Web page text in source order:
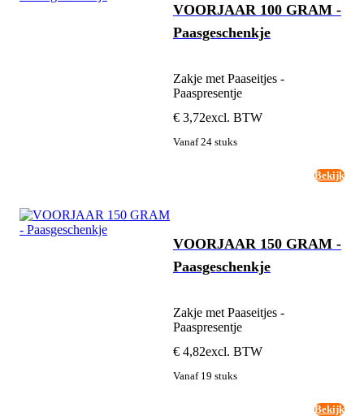
VOORJAAR 100 GRAM -
Paasgeschenkje
Zakje met Paaseitjes -
Paaspresentje
€ 3,72excl. BTW
Vanaf 24 stuks
Bekijk
VOORJAAR 150 GRAM -
Paasgeschenkje
Zakje met Paaseitjes -
Paaspresentje
€ 4,82excl. BTW
Vanaf 19 stuks
Bekijk